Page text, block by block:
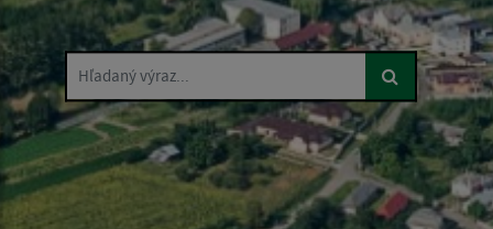
Hľadaný výraz...